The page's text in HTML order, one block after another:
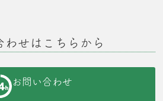
わせはこちらから
お問い合わせ